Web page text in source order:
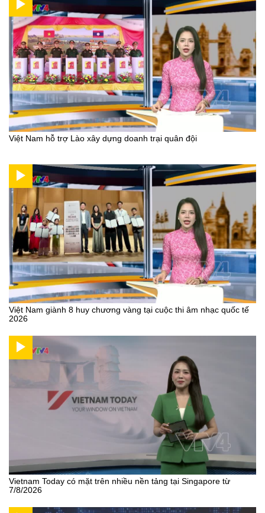
Việt Nam hỗ trợ Lào xây dựng doanh trại quân đội
Việt Nam giành 8 huy chương vàng tại cuộc thi âm nhạc quốc tế
2026
Vietnam Today có mặt trên nhiều nền tảng tại Singapore từ
7/8/2026